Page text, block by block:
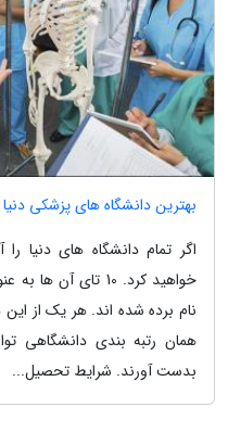
بهترین دانشگاه های پزشکی
خواهید کرد. 10 تای
نام برده شده اند. هر یک از
همان رتبه بندی دانشگاهی
بدست آورند. شرایط تحصیل...